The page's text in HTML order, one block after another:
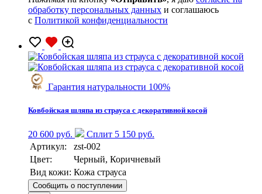
обработку персональных данных и соглашаюсь
с Политикой конфиденциальности
Гарантия натуральности 100%
Ковбойская шляпа из страуса с декоративной косой
20 600 руб.
Сплит 5 150 руб.
Артикул:
zst-002
Цвет:
Черный, Коричневый
Вид кожи: Кожа страуса
Сообщить о поступлении